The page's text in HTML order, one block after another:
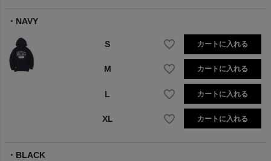
NAVY
S カートに入れる
M カートに入れる
L カートに入れる
XL カートに入れる
BLACK